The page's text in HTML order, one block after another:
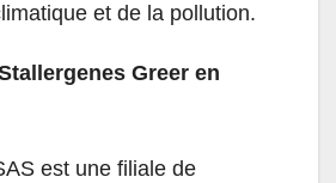
et de la pollution.
Greer en
est une filiale de